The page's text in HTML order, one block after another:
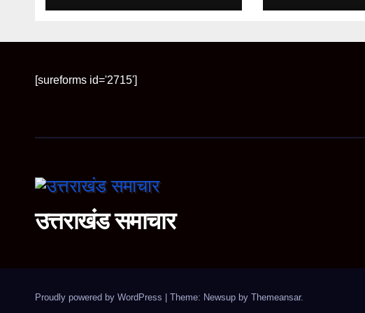
[sureforms id='2715']
उत्तराखंड समाचार
Proudly powered by WordPress Theme: Newsup by Themeansar.